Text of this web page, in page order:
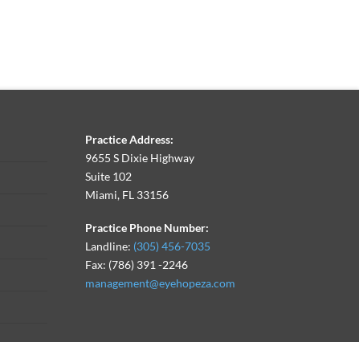
Practice Address:
9655 S Dixie Highway
Suite 102
Miami, FL 33156
Practice Phone Number:
Landline: (305) 456-7035
Fax: (786) 391 -2246
management@eyehopeza.com